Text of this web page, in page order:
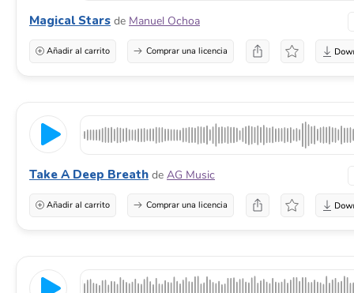
Magical Stars de Manuel Ochoa
Añadir al carrito Comprar una licencia
Take A Deep Breath de AG Music
Añadir al carrito Comprar una licencia